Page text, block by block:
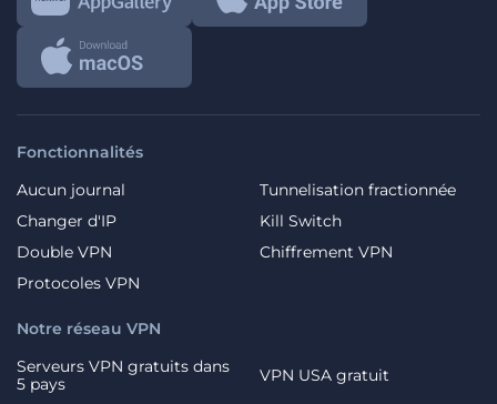
Fonctionnalités
Aucun journal
Tunnelisation fractionnée
Changer d'IP
Kill Switch
Double VPN
Chiffrement VPN
Protocoles VPN
Notre réseau VPN
Serveurs VPN gratuits dans
5 pays
VPN USA gratuit